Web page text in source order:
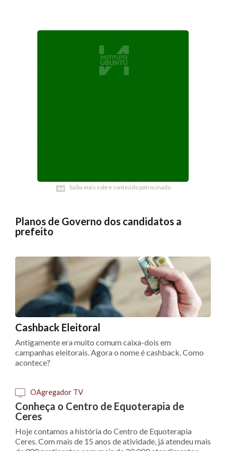
Saiba mais sobre conteúdo patrocinado
Saiba mais sobre conteúdo patrocinado
Planos de Governo dos candidatos a
prefeito
Cashback Eleitoral
Antigamente era muito comum caixa-dois em
campanhas eleitorais. Agora o nome é cashback. Como
acontece?
OAgregador TV
Conheça o Centro de Equoterapia de
Ceres
Hoje contamos a história do Centro de Equoterapia
Ceres. Com mais de 15 anos de atividade, já atendeu mais